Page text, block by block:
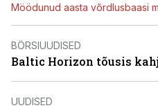
Möödunud aasta võrdlusbaasi
BÖRSIUUDISED
Baltic Horizon tõusis
UUDISED